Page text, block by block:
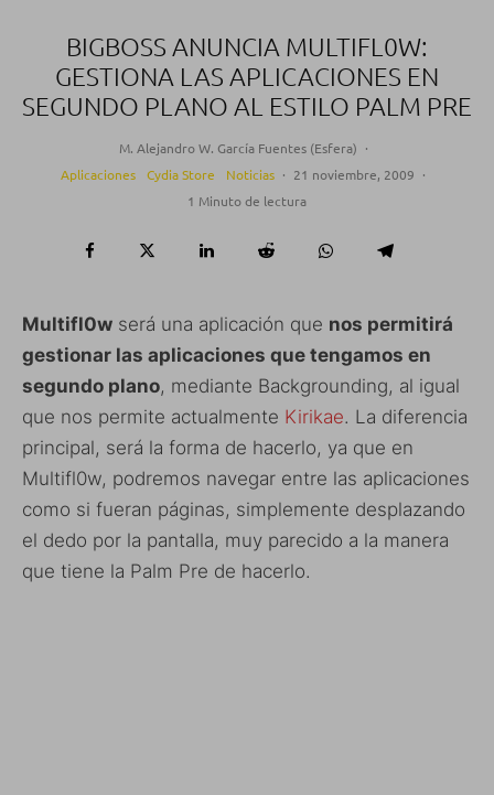
BIGBOSS ANUNCIA MULTIFL0W:
GESTIONA LAS APLICACIONES EN
SEGUNDO PLANO AL ESTILO PALM PRE
M. Alejandro W. García Fuentes (Esfera) ·
Aplicaciones
Cydia Store Noticias · 21 noviembre, 2009 ·
1 Minuto de lectura
Multifl0w será una aplicación que nos permitirá
gestionar las aplicaciones que tengamos en
segundo plano, mediante Backgrounding, al igual
que nos permite actualmente Kirikae. La diferencia
principal, será la forma de hacerlo, ya que en
Multifl0w, podremos navegar entre las aplicaciones
como si fueran páginas, simplemente desplazando
el dedo por la pantalla, muy parecido a la manera
que tiene la Palm Pre de hacerlo.